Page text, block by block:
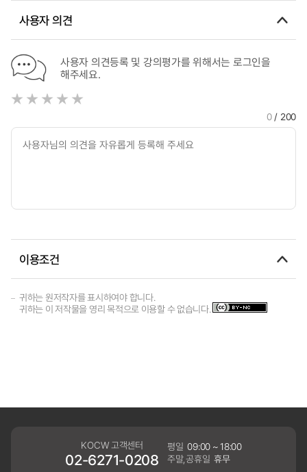
사용자 의견
사용자 의견등록 및 강의평가를 위해서는 로그인을
해주세요.
0/ 200
이용조건
귀하는 원저작자를 표시하여야 합니다.
귀하는 이 저작물을 영리 목적으로 이용할 수 없습니다.
KOCW 고객센터
02-6271-0208
평일 09:00 ~ 18:00
주말,공휴일 휴무